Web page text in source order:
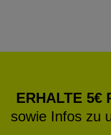
ERHALTE 5€
sowie Infos zu